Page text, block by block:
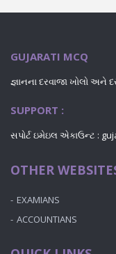
GUJARATI MCQ
જ્ઞાનના દરવાજા ખોલો અને
SUPPORT :
સપોર્ટ ઇમેઇલ એકાઉન્ટ :
OTHER
EXAMIANS
ACCOUNTIANS